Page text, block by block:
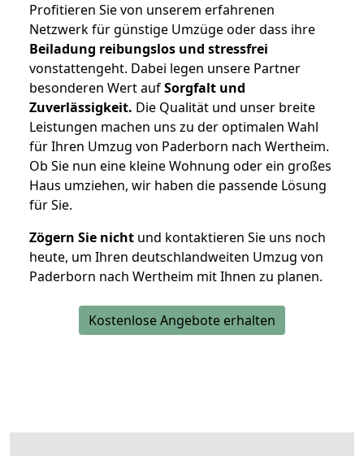
Profitieren Sie von unserem erfahrenen
Netzwerk für günstige Umzüge oder dass ihre
Beiladung reibungslos und stressfrei
vonstattengeht. Dabei legen unsere Partner
besonderen Wert aufSorgfalt und
Zuverlässigkeit. Die Qualität und unser breite
Leistungen machen uns zu der optimalen Wahl
für Ihren Umzug von Paderborn nach Wertheim.
Ob Sie nun eine kleine Wohnung oder ein großes
Haus umziehen, wir haben die passende Lösung
für Sie.
Zögern Sie nicht und kontaktieren Sie uns noch
heute, um Ihren deutschlandweiten Umzug von
Paderborn nach Wertheim mit Ihnen zu planen.
Kostenlose Angebote erhalten